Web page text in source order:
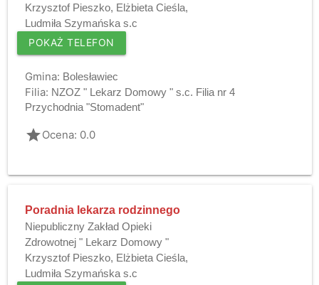
Krzysztof Pieszko, Elżbieta Cieśla,
Ludmiła Szymańska s.c
POKAŻ TELEFON
Gmina: Bolesławiec
Filia: NZOZ " Lekarz Domowy " s.c. Filia nr 4
Przychodnia "Stomadent"
gradeOcena: 0.0
Poradnia lekarza rodzinnego
Niepubliczny Zakład Opieki
Zdrowotnej " Lekarz Domowy "
Krzysztof Pieszko, Elżbieta Cieśla,
Ludmiła Szymańska s.c